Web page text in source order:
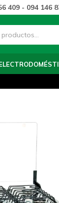
409 - 094 146